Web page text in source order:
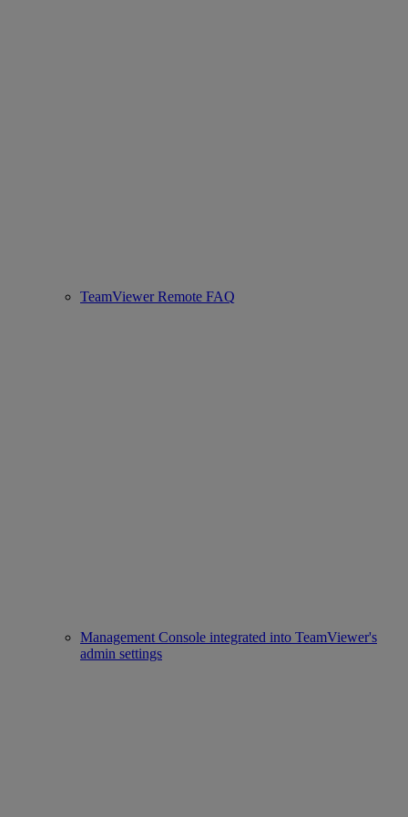
TeamViewer Remote FAQ
Management Console integrated into TeamViewer's
admin settings